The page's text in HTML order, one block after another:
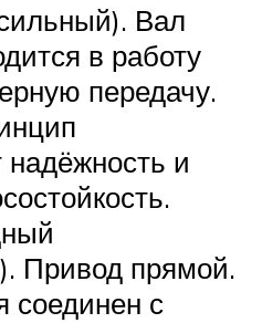
Вал
в работу
передачу.
надёжность и
Привод прямой.
соединен с